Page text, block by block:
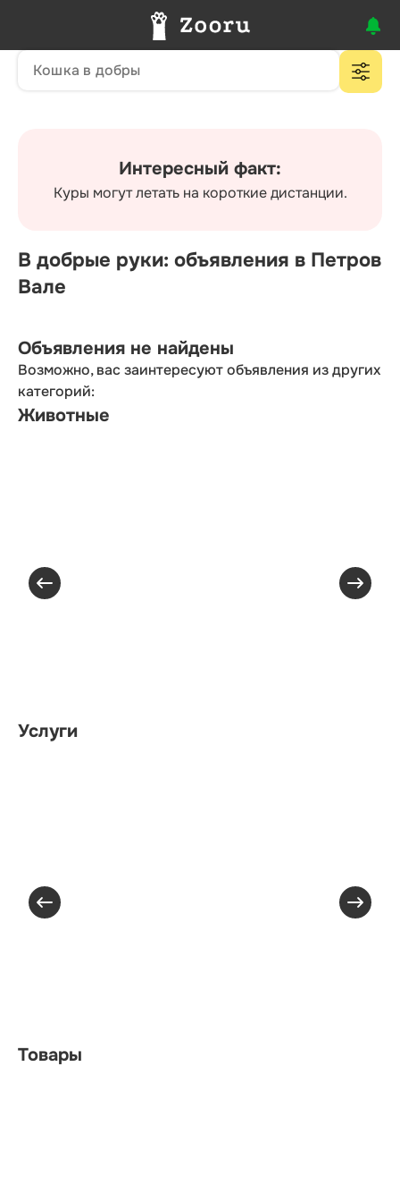
Интересный факт:
Куры могут летать на короткие дистанции.
В добрые руки: объявления в Петров
Вале
Объявления не найдены
Возможно, вас заинтересуют объявления из других
категорий:
Животные
Услуги
Товары